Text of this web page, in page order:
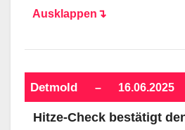
Ausklappen↴
Detmold – 16.06.2025
Hitze-Check bestätigt